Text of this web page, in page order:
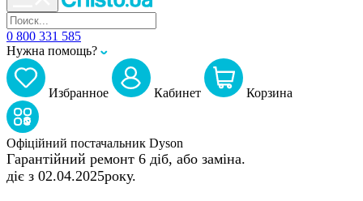
0 800 331 585
Нужна помощь?
Избранное Кабинет Корзина
Офіційний постачальник Dyson
Гарантійний ремонт 6 діб, або заміна.
діє з 02.04.2025року.